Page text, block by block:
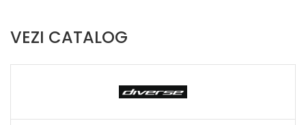
VEZI CATALOG